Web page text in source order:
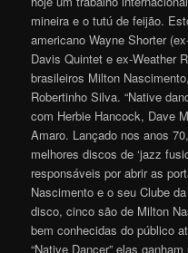
mineira e o tutú de feijão.
americano Wayne Shorter
Davis Quintet e ex-Weather
brasileiros Milton
Robertinho Silva. “Native
com Herbie Hancock, Dave
Amaro. Lançado nos anos
melhores discos de ‘jazz
responsáveis por abrir as
Nascimento e o seu Clube
disco, cinco são de Milton
bem conhecidas do público
“Native Dancer” elas